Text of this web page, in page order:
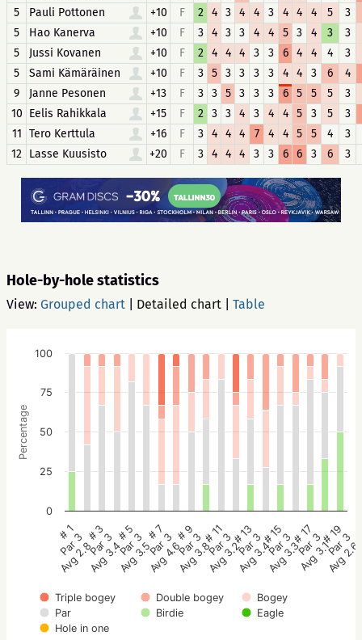
5
Pauli Pottonen +10 F 2 4 3 4 4 3 4 4 4 5 3
5
Hao Kanerva +10 F 3 4 3 3 4 4 5 3 4 3 3
5
Jussi Kovanen +10 F 2 4 4 4 3 3 6 4 4 4 3
5
Sami Kämäräinen +10 F 3 5 3 3 3 3 4 4 3 6 4
9
Janne Pesonen +13 F 3 3 5 3 3 3 6 5 5 5 3
10 Eelis Rahikkala +15 F 2 3 3 4 3 4 4 5 3 5 3
11 Tero Kerttula +16 F 3 4 4 4 7 4 4 5 5 4 3
12 Lasse Kuusisto +20 F 3 4 4 4 3 3 6 6 3 6 3
Hole-by-hole statistics
View: Grouped chart Detailed chart Table
Percentage
Triple bogey Double bogey
Bogey
Par
Birdie
Eagle
Hole in one
# 1
Par 3
Avg 2.8
# 3
Par 3
Avg 3.4
# 5
Par 3
Avg 3.5
# 7
Par 3
Avg 4.6
# 9
Par 3
Avg 3.8
# 11
Par 3
Avg 3.2
# 13
Par 3
Avg 3.4
# 15
Par 3
Avg 3.3
# 17
Par 3
Avg 3.1
# 19
Par 3
Avg 2.6
0
25
50
75
100